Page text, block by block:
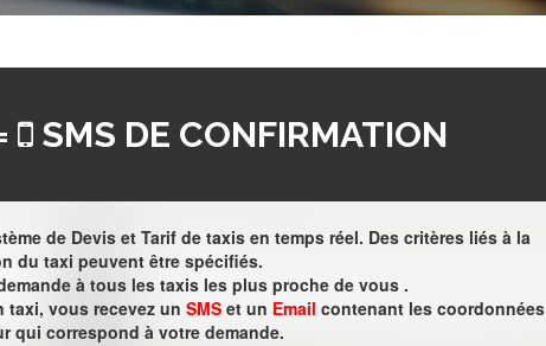
SMS DE CONFIRMATION
de Devis et Tarif de taxis en temps réel. Des critères liés à la
du taxi peuvent être spécifiés.
à tous les taxis les plus proche de vous .
taxi, vous recevez un SMS et un Email contenant les coordonnées
qui correspond à votre demande.